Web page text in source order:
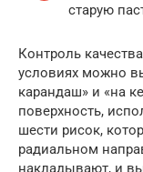
старую
Контроль
условиях можно
карандаш» и «на
поверхность,
шести рисок,
радиальном
накладывают, и